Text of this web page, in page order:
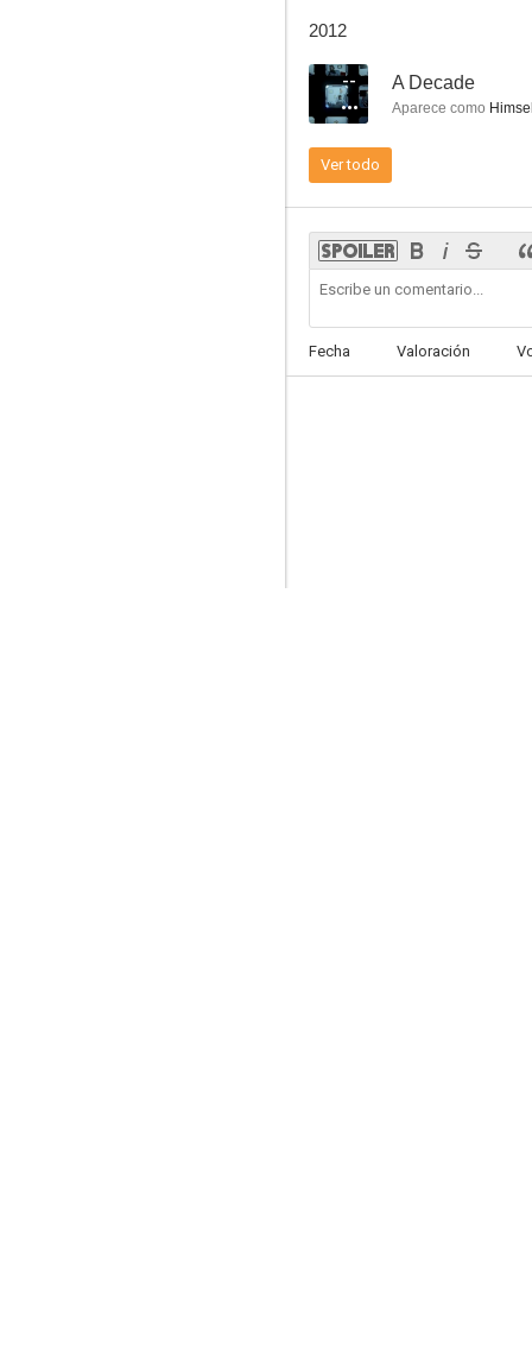
2012
-- A Decade
Aparece como
Ver todo
Fecha Valoración